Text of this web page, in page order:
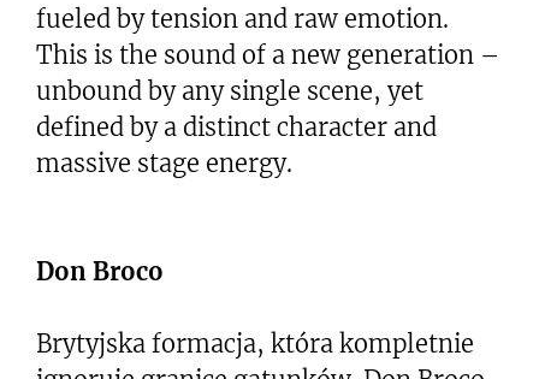
fueled by tension and raw emotion.
This is the sound of a new generation –
unbound by any single scene, yet
defined by a distinct character and
massive stage energy.
Don Broco
Brytyjska formacja, która kompletnie